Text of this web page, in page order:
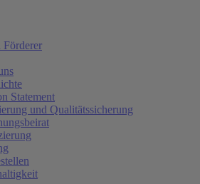
Förderer
Statement
und Qualitätssicherung